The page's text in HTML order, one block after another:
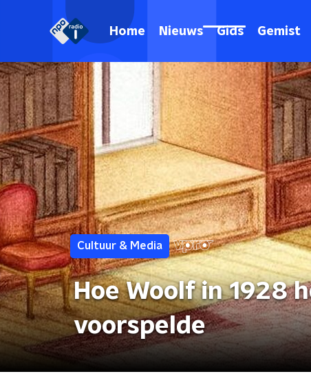
Home Nieuws Gids Gemist
Cultuur & Media
Hoe Woolf in 1928
voorspelde